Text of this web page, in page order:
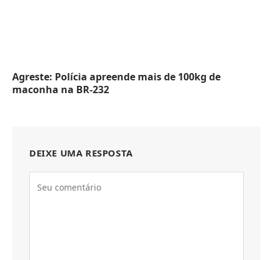
Agreste: Polícia apreende mais de 100kg de
maconha na BR-232
DEIXE UMA RESPOSTA